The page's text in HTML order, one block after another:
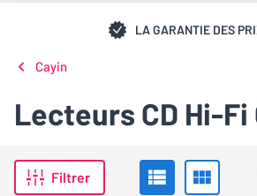
LA GARANTIE DES
Cayin
Lecteurs CD Hi-Fi
Filtrer